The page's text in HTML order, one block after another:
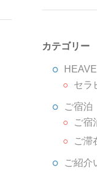
カテゴリー
セラ
ご宿泊
ご宿
ご滞
ご紹介